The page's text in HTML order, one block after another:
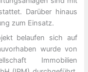
Darüber hinaus
zum Einsatz.
belaufen sich auf
wurde von
Immobilien